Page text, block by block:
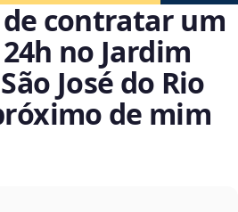
contratar um
no Jardim
José do Rio
de mim